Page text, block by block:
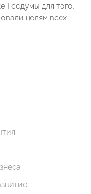
Госдумы для того,
целям всех